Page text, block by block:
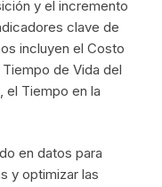
y el incremento
clave de
incluyen el Costo
de Vida del
el Tiempo en la
en datos para
y optimizar las